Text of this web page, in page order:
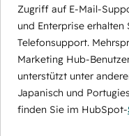
Zugriff auf E-Mail-
und Enterprise
Telefonsupport.
Marketing Hub-
unterstützt unter
Japanisch und
finden Sie im HubSpot-